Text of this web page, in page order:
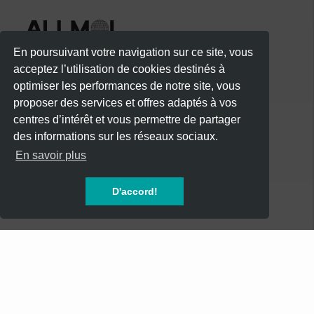
En poursuivant votre navigation sur ce site, vous
acceptez l’utilisation de cookies destinés à
optimiser les performances de notre site, vous
proposer des services et offres adaptés à vos
centres d’intérêt et vous permettre de partager
des informations sur les réseaux sociaux.
En savoir plus
D'accord!
CATÉGORIES